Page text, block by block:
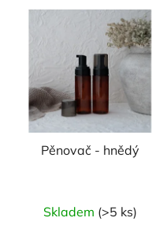
Pěnovač - hnědý
hodnocení
Skladem (>5 ks)